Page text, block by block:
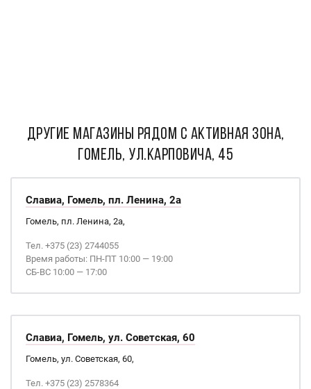
ДРУГИЕ МАГАЗИНЫ РЯДОМ С Активная зона,
Гомель, ул.Карповича, 45
Славиа, Гомель, пл. Ленина, 2а
Гомель, пл. Ленина, 2а,
Тел. +375 (23) 2744055
Время работы: ПН-ПТ 10:00 — 19:00
СБ-ВС 10:00 — 17:00
Славиа, Гомель, ул. Советская, 60
Гомель, ул. Советская, 60,
Тел. +375 (23) 2578364